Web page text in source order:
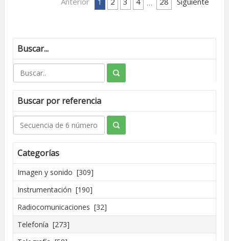
…
Buscar...
Buscar por referencia
Categorías
Imagen y sonido [309]
Instrumentación [190]
Radiocomunicaciones [32]
Telefonía [273]